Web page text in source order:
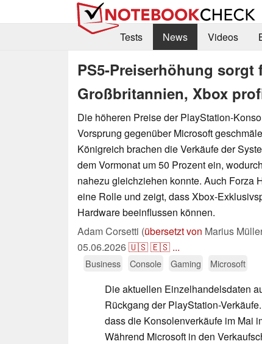
Tests
News Videos
PS5-Preiserhöhung
Großbritannien, Xbox
Die höheren Preise der PlayStation-
Vorsprung gegenüber Microsoft
Königreich brachen die Verkäufe der
dem Vormonat um 50 Prozent ein,
nahezu gleichziehen konnte. Auch Forza
eine Rolle und zeigt, dass Xbox-
Hardware beeinflussen können.
Adam Corsetti (übersetzt von Marius
05.06.2026🇺🇸🇪🇸 ...
Business Console Gaming Microsoft
Die aktuellen Einzelhandelsdaten
Rückgang der PlayStation-
dass die Konsolenverkäufe im Mai
Während Microsoft in den